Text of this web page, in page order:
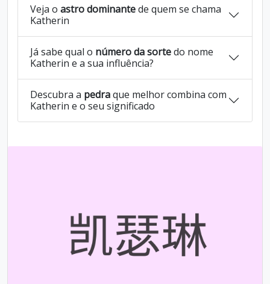
Veja o astro dominantede quem se chama
Katherin
Já sabe qual o número da sortedo nome
Katherin e a sua influência?
Descubra a pedraque melhor combina com
Katherin e o seu significado